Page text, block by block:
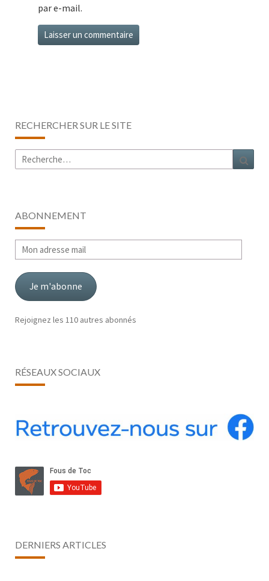
par e-mail.
RECHERCHER SUR LE SITE
Rechercher :
ABONNEMENT
Mon
adresse
mail
Je m'abonne
Rejoignez les 110 autres abonnés
RÉSEAUX SOCIAUX
DERNIERS ARTICLES